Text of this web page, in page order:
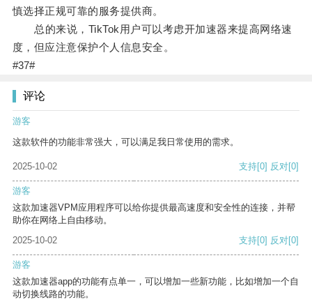
慎选择正规可靠的服务提供商。
总的来说，TikTok用户可以考虑开加速器来提高网络速
度，但应注意保护个人信息安全。
#37#
评论
游客
这款软件的功能非常强大，可以满足我日常使用的需求。
2025-10-02 支持[0] 反对[0]
游客
这款加速器VPM应用程序可以给你提供最高速度和安全性的连接，并帮
助你在网络上自由移动。
2025-10-02
支持[0] 反对[0]
游客
这款加速器app的功能有点单一，可以增加一些新功能，比如增加一个自
动切换线路的功能。